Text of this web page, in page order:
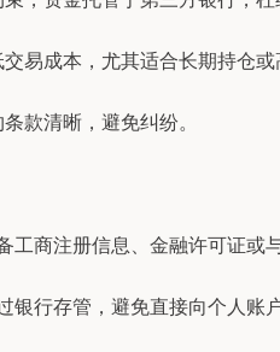
易成本，尤其适合长期持仓或
款清晰，避免纠纷。
商注册信息、金融许可证或
行存管，避免直接向个人账户